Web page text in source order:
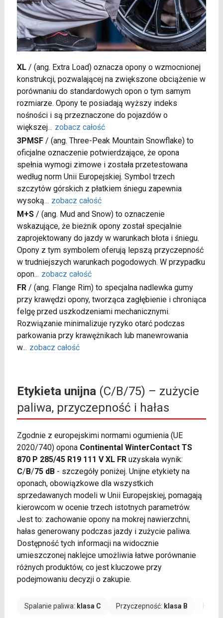
XL/ (ang. Extra Load) oznacza opony o wzmocnionej
konstrukcji, pozwalającej na zwiększone obciążenie w
porównaniu do standardowych opon o tym samym
rozmiarze. Opony te posiadają wyższy indeks
nośności i są przeznaczone do pojazdów o
większej... zobacz całość
3PMSF/ (ang. Three-Peak Mountain Snowflake) to
oficjalne oznaczenie potwierdzające, że opona
spełnia wymogi zimowe i została przetestowana
według norm Unii Europejskiej. Symbol trzech
szczytów górskich z płatkiem śniegu zapewnia
wysoką... zobacz całość
M+S/ (ang. Mud and Snow) to oznaczenie
wskazujące, że bieżnik opony został specjalnie
zaprojektowany do jazdy w warunkach błota i śniegu.
Opony z tym symbolem oferują lepszą przyczepność
w trudniejszych warunkach pogodowych. W przypadku
opon... zobacz całość
FR/ (ang. Flange Rim) to specjalna nadlewka gumy
przy krawędzi opony, tworząca zagłębienie i chroniąca
felgę przed uszkodzeniami mechanicznymi.
Rozwiązanie minimalizuje ryzyko otarć podczas
parkowania przy krawężnikach lub manewrowania
w... zobacz całość
Etykieta unijna(C/B/75) – zużycie
paliwa, przyczepność i hałas
Zgodnie z europejskimi normami ogumienia (UE
2020/740) opona Continental WinterContact TS
870 P 285/45 R19 111 V XL FRuzyskała wynik:
C/B/75 dB- szczegóły poniżej. Unijne etykiety na
oponach, obowiązkowe dla wszystkich
sprzedawanych modeli w Unii Europejskiej, pomagają
kierowcom w ocenie trzech istotnych parametrów.
Jest to: zachowanie opony na mokrej nawierzchni,
hałas generowany podczas jazdy i zużycie paliwa.
Dostępność tych informacji na widocznie
umieszczonej naklejce umożliwia łatwe porównanie
różnych produktów, co jest kluczowe przy
podejmowaniu decyzji o zakupie.
Spalanie paliwa: klasa C Przyczepność: klasa B